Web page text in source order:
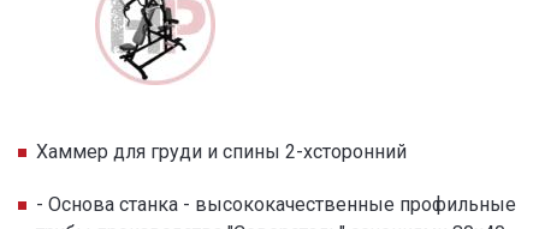
Хаммер для груди и спины 2-хсторонний
- Основа станка - высококачественные профильные